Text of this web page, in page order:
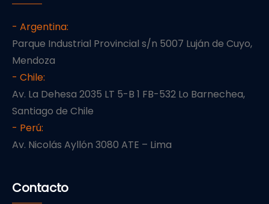
- Argentina:
Parque Industrial Provincial s/n 5007 Luján de Cuyo,
Mendoza
- Chile:
Av. La Dehesa 2035 LT 5-B 1 FB-532 Lo Barnechea,
Santiago de Chile
- Perú:
Av. Nicolás Ayllón 3080 ATE – Lima
Contacto